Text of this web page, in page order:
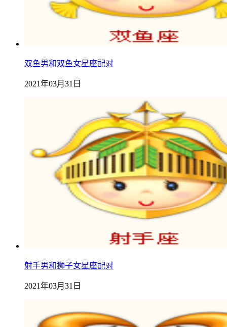
双鱼男和双鱼女星座配对
2021年03月31日
射手男和狮子女星座配对
2021年03月31日